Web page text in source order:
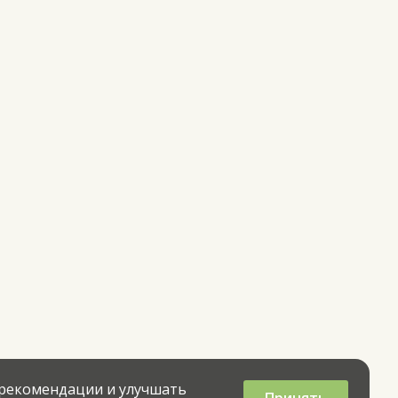
и улучшать